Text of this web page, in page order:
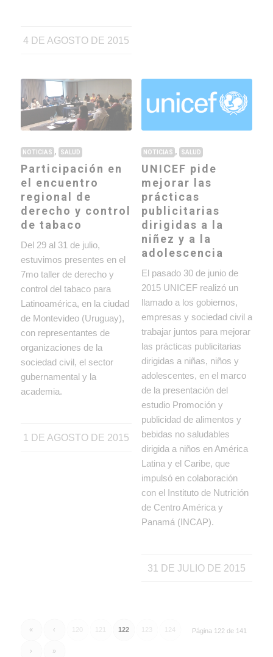
4 DE AGOSTO DE 2015
NOTICIAS , SALUD
Participación en
el encuentro
regional de
derecho y control
de tabaco
Del 29 al 31 de julio,
estuvimos presentes en el
7mo taller de derecho y
control del tabaco para
Latinoamérica, en la ciudad
de Montevideo (Uruguay),
con representantes de
organizaciones de la
sociedad civil, el sector
gubernamental y la
academia.
1 DE AGOSTO DE 2015
NOTICIAS , SALUD
UNICEF pide
mejorar las
prácticas
publicitarias
dirigidas a la
niñez y a la
adolescencia
El pasado 30 de junio de
2015 UNICEF realizó un
llamado a los gobiernos,
empresas y sociedad civil a
trabajar juntos para mejorar
las prácticas publicitarias
dirigidas a niñas, niños y
adolescentes, en el marco
de la presentación del
estudio Promoción y
publicidad de alimentos y
bebidas no saludables
dirigida a niños en América
Latina y el Caribe, que
impulsó en colaboración
con el Instituto de Nutrición
de Centro América y
Panamá (INCAP).
31 DE JULIO DE 2015
Página 122 de 141
« ‹ 122 123 124
› »